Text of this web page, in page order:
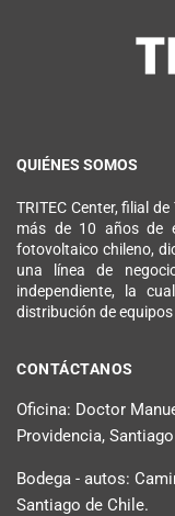
QUIÉNES SOMOS
TRITEC Center, filial
más de 10 años de
fotovoltaico chileno,
una línea de
independiente, la
distribución de
CONTÁCTANOS
Oficina: Doctor
Providencia,
Bodega - autos:
Santiago de Chile.